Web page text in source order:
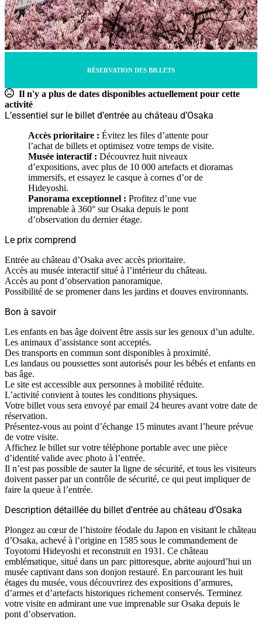
RÉSERVATION DES BILLETS
Il n'y a plus de dates disponibles actuellement pour cette
activité
L’essentiel sur le billet d’entrée au château d’Osaka
Accès prioritaire : Évitez les files d’attente pour
l’achat de billets et optimisez votre temps de visite.
Musée interactif : Découvrez huit niveaux
d’expositions, avec plus de 10 000 artefacts et dioramas
immersifs, et essayez le casque à cornes d’or de
Hideyoshi.
Panorama exceptionnel : Profitez d’une vue
imprenable à 360° sur Osaka depuis le pont
d’observation du dernier étage.
Le prix comprend
Entrée au château d’Osaka avec accès prioritaire.
Accès au musée interactif situé à l’intérieur du château.
Accès au pont d’observation panoramique.
Possibilité de se promener dans les jardins et douves environnants.
Bon à savoir
Les enfants en bas âge doivent être assis sur les genoux d’un adulte.
Les animaux d’assistance sont acceptés.
Des transports en commun sont disponibles à proximité.
Les landaus ou poussettes sont autorisés pour les bébés et enfants en
bas âge.
Le site est accessible aux personnes à mobilité réduite.
L’activité convient à toutes les conditions physiques.
Votre billet vous sera envoyé par email 24 heures avant votre date de
réservation.
Présentez-vous au point d’échange 15 minutes avant l’heure prévue
de votre visite.
Affichez le billet sur votre téléphone portable avec une pièce
d’identité valide avec photo à l’entrée.
Il n’est pas possible de sauter la ligne de sécurité, et tous les visiteurs
doivent passer par un contrôle de sécurité, ce qui peut impliquer de
faire la queue à l’entrée.
Description détaillée du billet d’entrée au château d’Osaka
Plongez au cœur de l’histoire féodale du Japon en visitant le château
d’Osaka, achevé à l’origine en 1585 sous le commandement de
Toyotomi Hideyoshi et reconstruit en 1931. Ce château
emblématique, situé dans un parc pittoresque, abrite aujourd’hui un
musée captivant dans son donjon restauré. En parcourant les huit
étages du musée, vous découvrirez des expositions d’armures,
d’armes et d’artefacts historiques richement conservés. Terminez
votre visite en admirant une vue imprenable sur Osaka depuis le
pont d’observation.